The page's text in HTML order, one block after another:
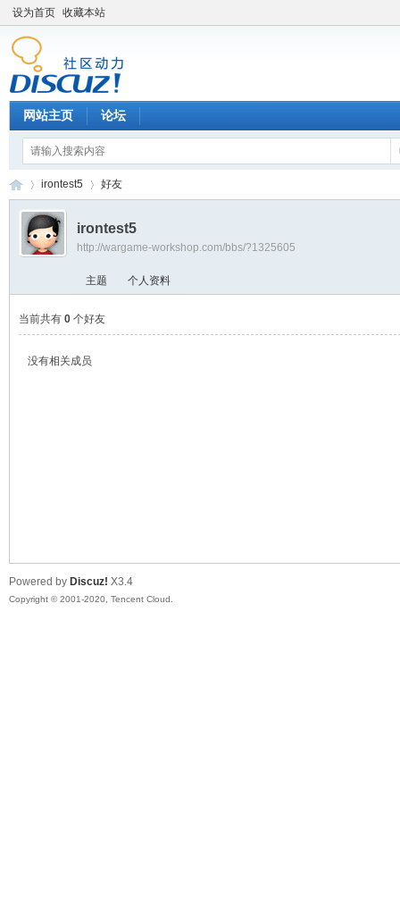
设为首页 收藏本站
网站主页 论坛
›
irontest5 好友
irontest5
http://wargame-workshop.com/bbs/?1325605
主题 个人资料
当前共有 0个好友
没有相关成员
Powered by Discuz! X3.4
Copyright © 2001-2020, Tencent Cloud.